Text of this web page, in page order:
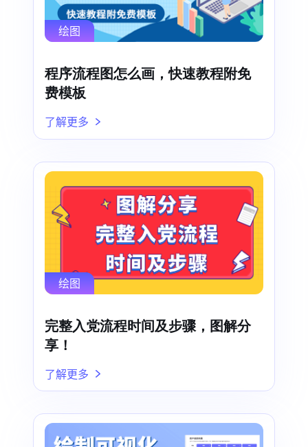
绘图
程序流程图怎么画，快速教程附免
费模板
了解更多
绘图
完整入党流程时间及步骤，图解分
享！
了解更多